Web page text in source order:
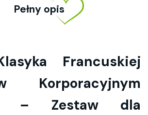
Pełny opis
Francuskiej
– Zestaw dla